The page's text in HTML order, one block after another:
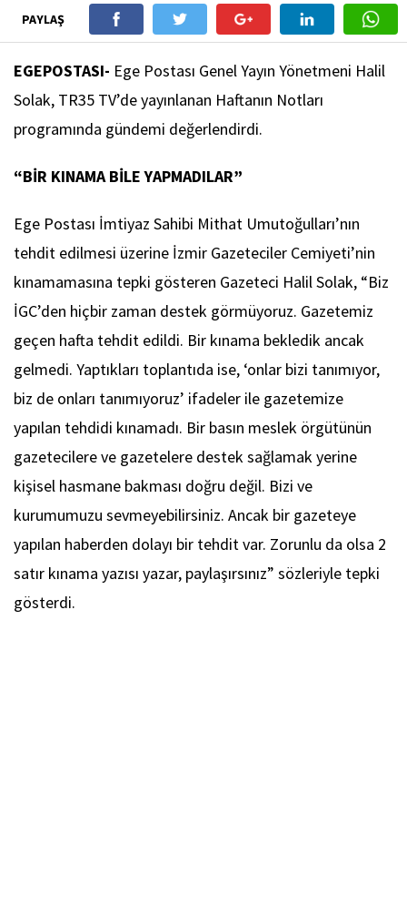
PAYLAŞ
EGEPOSTASI- Ege Postası Genel Yayın Yönetmeni Halil
Solak, TR35 TV’de yayınlanan Haftanın Notları
programında gündemi değerlendirdi.
“BİR KINAMA BİLE YAPMADILAR”
Ege Postası İmtiyaz Sahibi Mithat Umutoğulları’nın
tehdit edilmesi üzerine İzmir Gazeteciler Cemiyeti’nin
kınamamasına tepki gösteren Gazeteci Halil Solak, “Biz
İGC’den hiçbir zaman destek görmüyoruz. Gazetemiz
geçen hafta tehdit edildi. Bir kınama bekledik ancak
gelmedi. Yaptıkları toplantıda ise, ‘onlar bizi tanımıyor,
biz de onları tanımıyoruz’ ifadeler ile gazetemize
yapılan tehdidi kınamadı. Bir basın meslek örgütünün
gazetecilere ve gazetelere destek sağlamak yerine
kişisel hasmane bakması doğru değil. Bizi ve
kurumumuzu sevmeyebilirsiniz. Ancak bir gazeteye
yapılan haberden dolayı bir tehdit var. Zorunlu da olsa 2
satır kınama yazısı yazar, paylaşırsınız” sözleriyle tepki
gösterdi.